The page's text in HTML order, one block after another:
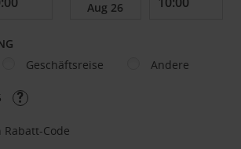
Geschäftsreise Andere
Code